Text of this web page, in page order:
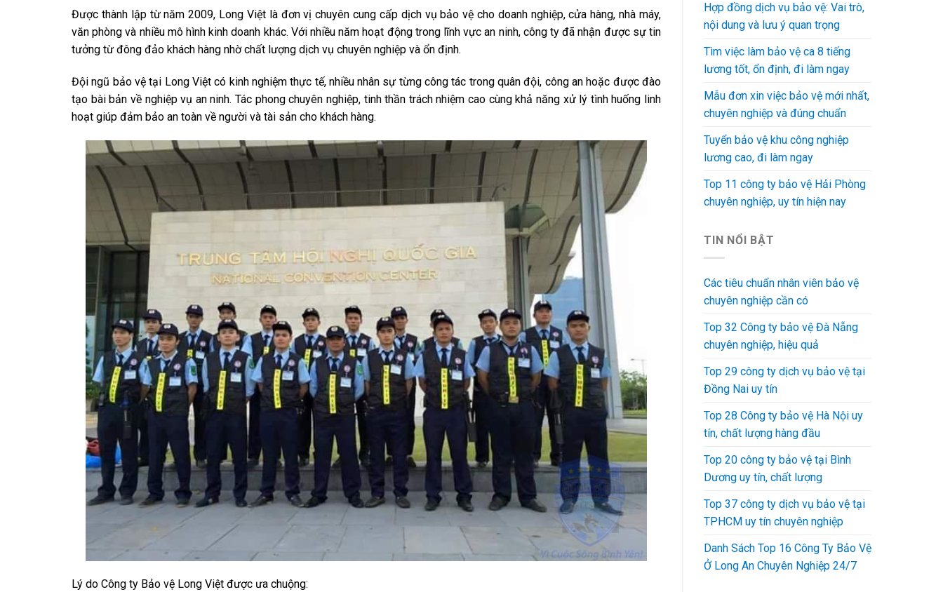
Được thành lập từ năm 2009, Long Việt là đơn vị chuyên cung cấp dịch vụ bảo vệ cho doanh nghiệp, cửa hàng, nhà máy,
văn phòng và nhiều mô hình kinh doanh khác. Với nhiều năm hoạt động trong lĩnh vực an ninh, công ty đã nhận được sự tin
tưởng từ đông đảo khách hàng nhờ chất lượng dịch vụ chuyên nghiệp và ổn định.
Đội ngũ bảo vệ tại Long Việt có kinh nghiệm thực tế, nhiều nhân sự từng công tác trong quân đội, công an hoặc được đào
tạo bài bản về nghiệp vụ an ninh. Tác phong chuyên nghiệp, tinh thần trách nhiệm cao cùng khả năng xử lý tình huống linh
hoạt giúp đảm bảo an toàn về người và tài sản cho khách hàng.
Lý do Công ty Bảo vệ Long Việt được ưa chuộng:
Hợp đồng dịch vụ bảo vệ: Vai trò,
nội dung và lưu ý quan trọng
Tìm việc làm bảo vệ ca 8 tiếng
lương tốt, ổn định, đi làm ngay
Mẫu đơn xin việc bảo vệ mới nhất,
chuyên nghiệp và đúng chuẩn
Tuyển bảo vệ khu công nghiệp
lương cao, đi làm ngay
Top 11 công ty bảo vệ Hải Phòng
chuyên nghiệp, uy tín hiện nay
TIN NỔI BẬT
Các tiêu chuẩn nhân viên bảo vệ
chuyên nghiệp cần có
Top 32 Công ty bảo vệ Đà Nẵng
chuyên nghiệp, hiệu quả
Top 29 công ty dịch vụ bảo vệ tại
Đồng Nai uy tín
Top 28 Công ty bảo vệ Hà Nội uy
tín, chất lượng hàng đầu
Top 20 công ty bảo vệ tại Bình
Dương uy tín, chất lượng
Top 37 công ty dịch vụ bảo vệ tại
TPHCM uy tín chuyên nghiệp
Danh Sách Top 16 Công Ty Bảo Vệ
Ở Long An Chuyên Nghiệp 24/7